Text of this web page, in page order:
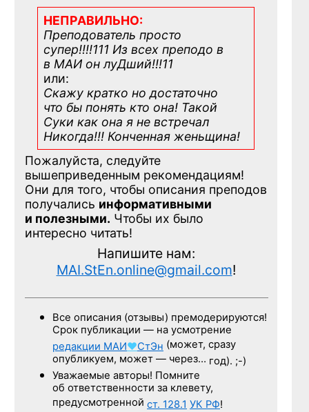
НЕПРАВИЛЬНО:
Преподователь просто
супер!!!!111 Из всех преподо в
в МАИ он луДший!!!11
или:
Скажу кратко но достаточно
что бы понять кто она! Такой
Суки как она я не встречал
Никогда!!! Конченная женьщина!
Пожалуйста, следуйте
вышеприведенным рекомендациям!
Они для того, чтобы описания преподов
получались информативными
и полезными. Чтобы их было
интересно читать!
Напишите нам:
MAI.StEn.online@gmail.com!
Все описания (отзывы) премодерируются!
Срок публикации — на усмотрение
редакции МАИ♥СтЭн (может, сразу
опубликуем, может — через… год). ;-)
Уважаемые авторы! Помните
об ответственности за клевету,
предусмотренной ст. 128.1 УК РФ!